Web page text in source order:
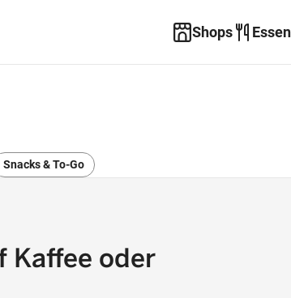
Shops
Snacks & To-Go
Kaffee oder